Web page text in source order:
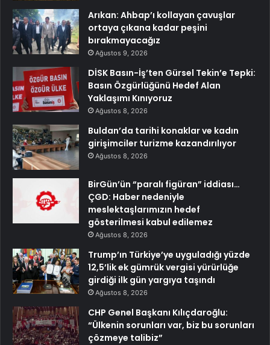
Arıkan: Ahbap’ı kollayan çavuşlar
ortaya çıkana kadar peşini
bırakmayacağız
Ağustos 9, 2026
DİSK Basın-İş’ten Gürsel Tekin’e Tepki:
Basın Özgürlüğünü Hedef Alan
Yaklaşımı Kınıyoruz
Ağustos 8, 2026
Buldan’da tarihi konaklar ve kadın
girişimciler turizme kazandırılıyor
Ağustos 8, 2026
BirGün’ün “paralı figüran” iddiası…
ÇGD: Haber nedeniyle
meslektaşlarımızın hedef
gösterilmesi kabul edilemez
Ağustos 8, 2026
Trump’ın Türkiye’ye uyguladığı yüzde
12,5’lik ek gümrük vergisi yürürlüğe
girdiği ilk gün yargıya taşındı
Ağustos 8, 2026
CHP Genel Başkanı Kılıçdaroğlu:
“Ülkenin sorunları var, biz bu sorunları
çözmeye talibiz”